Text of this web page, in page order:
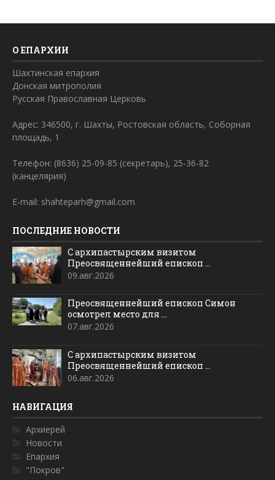
О ЕПАРХИИ
Шахтинская епархия
Донская митрополия
Русская Православная Церковь
Адрес: 346500, г. Шахты, Ростовская область, Соборная
площадь, 1
Телефон: (8636) 25-09-85 (секретарь), 25-36-82
(канцелярия)
E-mail: shahteparh@gmail.com
ПОСЛЕДНИЕ НОВОСТИ
С архипастырским визитом
Преосвященнейший епископ ...
09.авг.2026
Преосвященнейший епископ Симон
осмотрел место для ...
07.авг.2026
С архипастырским визитом
Преосвященнейший епископ ...
06.авг.2026
НАВИГАЦИЯ
Архиерей
Новости
Епархия
"Покров"